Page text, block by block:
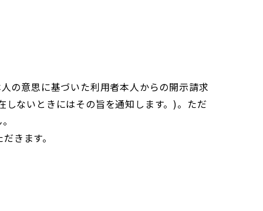
の意思に基づいた利用者本人からの開示請求
ないときにはその旨を通知します。)。ただ
きます。